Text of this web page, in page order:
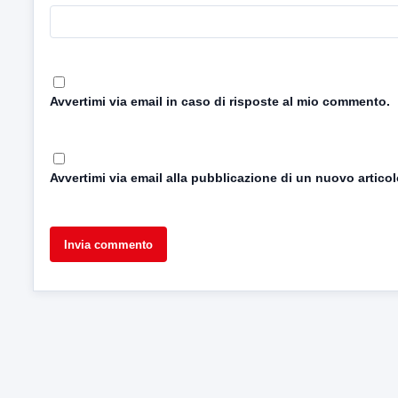
Avvertimi via email in caso di risposte al mio commento.
Avvertimi via email alla pubblicazione di un nuovo